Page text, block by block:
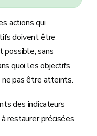
actions qui
doivent être
possible, sans
quoi les objectifs
ne pas être atteints.
des indicateurs
restaurer précisées.